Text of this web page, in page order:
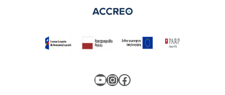
YouTube Instagram Facebook